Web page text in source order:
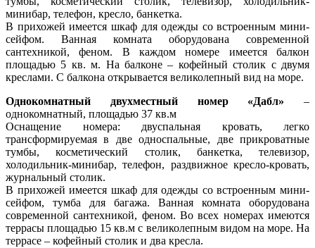
минибар, телефон, кресло, банкетка.
В прихожей имеется шкаф для одежды со встроенным мини-
сейфом. Ванная комната оборудована современной
сантехникой, феном. В каждом номере имеется балкон
площадью 5 кв. м. На балконе – кофейный столик с двумя
креслами. С балкона открывается великолепный вид на море.
Однокомнатный двухместный номер «Дабл» –
однокомнатный, площадью 37 кв.м
Оснащение номера: двуспальная кровать, легко
трансформируемая в две односпальные, две прикроватные
тумбы, косметический столик, банкетка, телевизор,
холодильник-минибар, телефон, раздвижное кресло-кровать,
журнальный столик.
В прихожей имеется шкаф для одежды со встроенным мини-
сейфом, тумба для багажа. Ванная комната оборудована
современной сантехникой, феном. Во всех номерах имеются
террасы площадью 15 кв.м с великолепным видом на море. На
террасе – кофейный столик и два кресла.